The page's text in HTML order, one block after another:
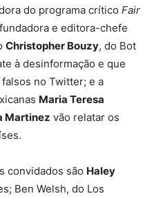
do programa crítico Fair
e editora-chefe
Christopher Bouzy, do Bot
à desinformação e que
no Twitter; e a
Maria Teresa
Martinez vão relatar os
convidados são Haley
Ben Welsh, do Los